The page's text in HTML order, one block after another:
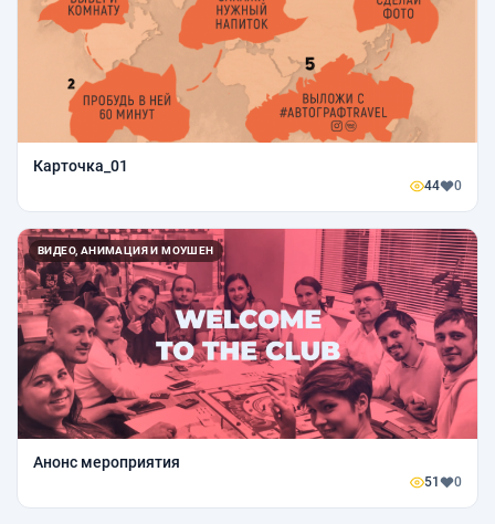
Карточка_01
44 0
ВИДЕО, АНИМАЦИЯ И МОУШЕН
Анонс мероприятия
51 0